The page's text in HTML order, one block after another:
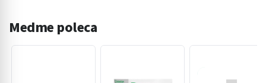
Medme poleca